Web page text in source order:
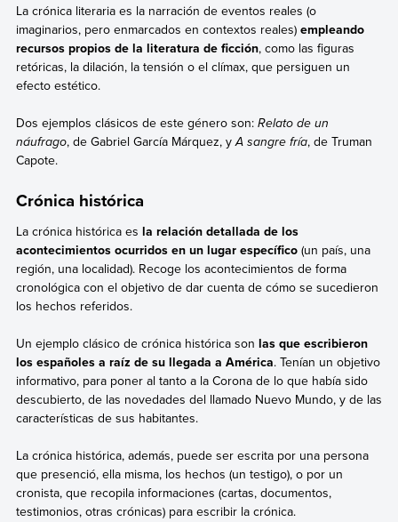
La crónica literaria es la narración de eventos reales (o
imaginarios, pero enmarcados en contextos reales)empleando
recursos propios de la literatura de ficción, como las figuras
retóricas, la dilación, la tensión o el clímax, que persiguen un
efecto estético.
Dos ejemplos clásicos de este género son: Relato de un
náufrago, de Gabriel García Márquez, yA sangre fría, de Truman
Capote.
Crónica histórica
La crónica histórica es la relación detallada de los
acontecimientos ocurridos en un lugar específico(un país, una
región, una localidad). Recoge los acontecimientos de forma
cronológica con el objetivo de dar cuenta de cómo se sucedieron
los hechos referidos.
Un ejemplo clásico de crónica histórica son las que escribieron
los españoles a raíz de su llegada a América. Tenían un objetivo
informativo, para poner al tanto a la Corona de lo que había sido
descubierto, de las novedades del llamado Nuevo Mundo, y de las
características de sus habitantes.
La crónica histórica, además, puede ser escrita por una persona
que presenció, ella misma, los hechos (un testigo), o por un
cronista, que recopila informaciones (cartas, documentos,
testimonios, otras crónicas) para escribir la crónica.